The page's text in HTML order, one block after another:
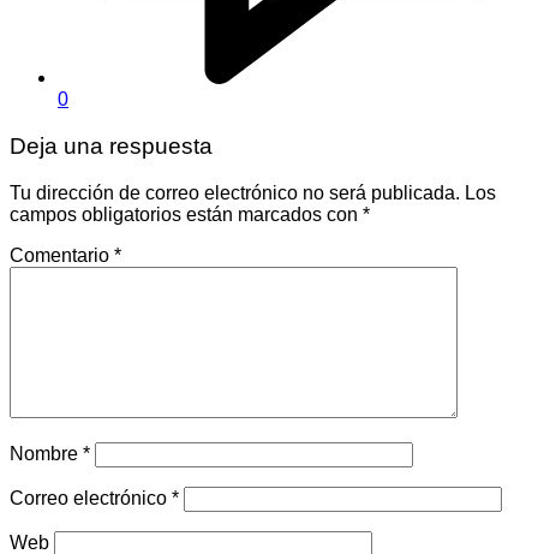
0
Deja una respuesta
Tu dirección de correo electrónico no será publicada. Los
campos obligatorios están marcados con *
Comentario *
Nombre *
Correo electrónico *
Web